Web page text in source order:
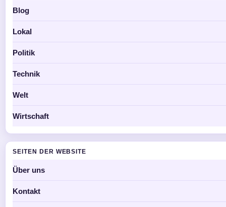
Blog
Lokal
Politik
Technik
Welt
Wirtschaft
SEITEN DER WEBSITE
Über uns
Kontakt